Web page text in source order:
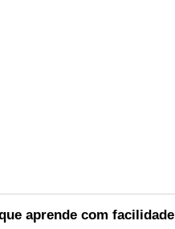
aprende com facilidade